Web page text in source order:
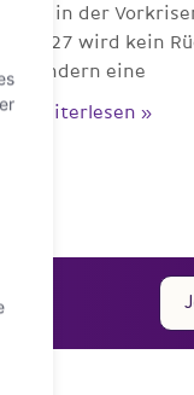
als in der
2027 wird kein
sondern eine
Weiterlesen »